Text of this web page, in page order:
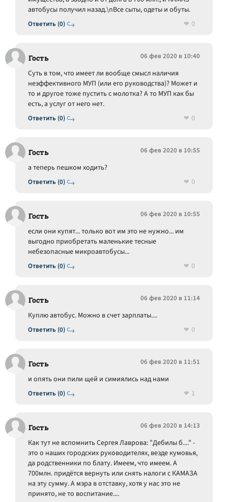
Ответить (0)
автобусы получил назад.\nВсе сыты, одеты и обуты.
0
Гость 06 фев 2020 в 10:40
Ответить (0)
Суть в том, что имеет ли вообще смысл наличия
неэффективного МУП (или его руководства)? Может и
то и другое тоже пустить с молотка? А то МУП как бы
есть, а услуг от него нет.
0
Гость 06 фев 2020 в 10:55
Ответить (0)
а теперь пешком ходить?
0
Гость 06 фев 2020 в 10:55
Ответить (0)
если они купят... только вот им это не нужно... им
выгодно приобретать маленькие тесные
небезопасные микроавтобусы...
0
Гость 06 фев 2020 в 11:14
Ответить (0)
Куплю автобус. Можно в счет зарплаты....
0
Гость 06 фев 2020 в 11:51
Ответить (0)
и опять они пили щей и симиялись над нами
1
Гость 06 фев 2020 в 14:13
Как тут не вспомнить Сергея Лаврова: "Дебилы б...." -
это о наших городских руководителях, везде кумовья,
да родственники по блату. Имеем, что имеем. А
700млн. придётся вернуть или снять налоги с КАМАЗА
на эту сумму. А мэра в отставку, хотя у нас это не
принято, не то воспитание....